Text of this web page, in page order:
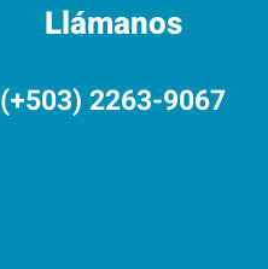
Llámanos
(+503) 2263-9067